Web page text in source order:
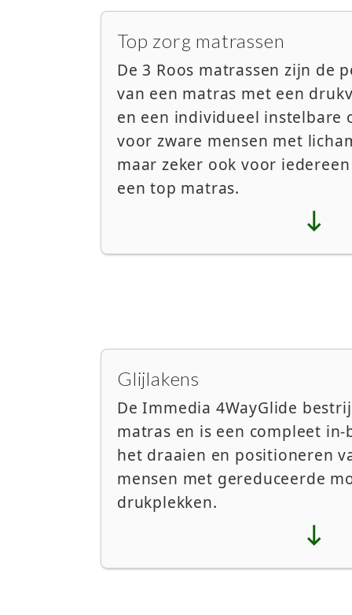
Top zorg matrassen
De 3 Roos matrassen zijn de
van een matras met een
en een individueel instelbare
voor zware mensen met
maar zeker ook voor
een top matras.

Glijlakens
De Immedia 4WayGlide
matras en is een compleet
het draaien en positioneren
mensen met gereduceerde
drukplekken.
